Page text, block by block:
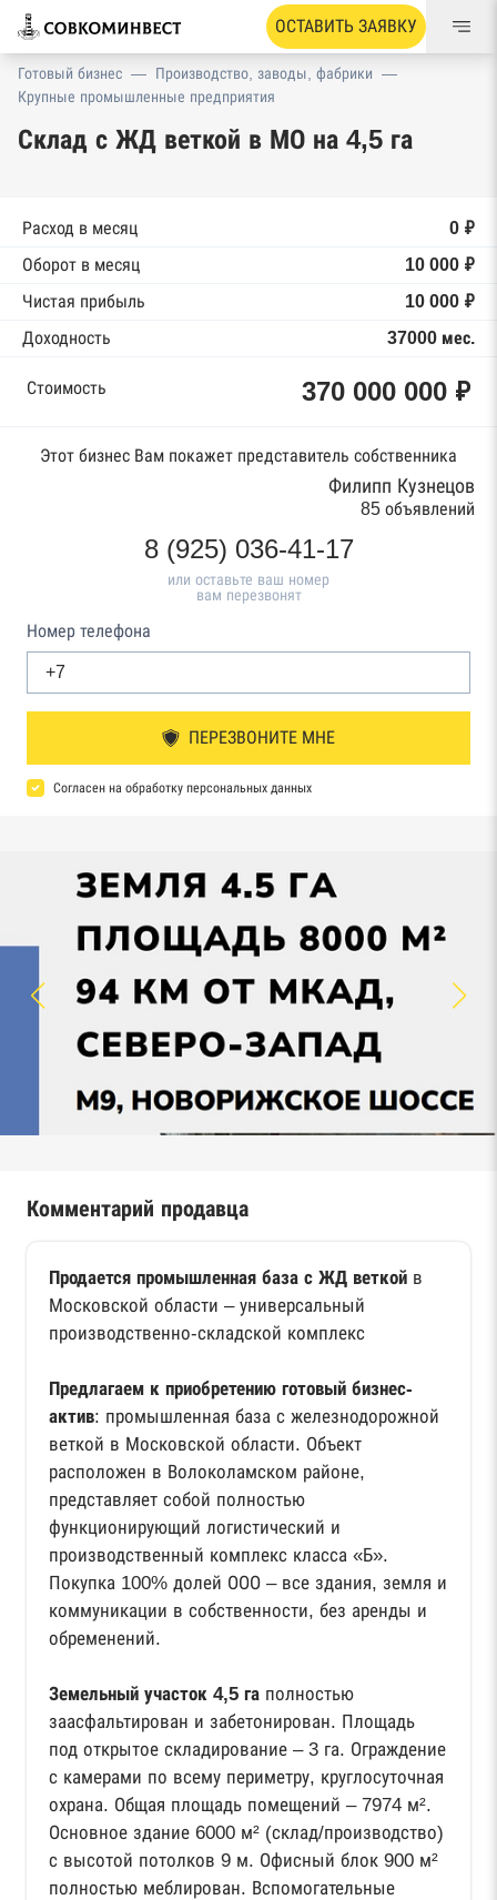
ОСТАВИТЬ ЗАЯВКУ
Готовый бизнес — Производство, заводы, фабрики —
Крупные промышленные предприятия
Склад с ЖД веткой в МО на 4,5 га
Расход в месяц
0 ₽
Оборот в месяц
10 000 ₽
Чистая прибыль
10 000 ₽
Доходность
37000 мес.
Стоимость 370 000 000 ₽
Этот бизнес Вам покажет представитель собственника
Филипп Кузнецов
85 объявлений
8 (925) 036-41-17
или оставьте ваш номер
вам перезвонят
Номер телефона
ПЕРЕЗВОНИТЕ МНЕ
Согласен на обработку персональных данных
Комментарий продавца
Продается промышленная база с ЖД веткой в
Московской области – универсальный
производственно-складской комплекс
Предлагаем к приобретению готовый бизнес-
актив: промышленная база с железнодорожной
веткой в Московской области. Объект
расположен в Волоколамском районе,
представляет собой полностью
функционирующий логистический и
производственный комплекс класса «Б».
Покупка 100% долей ООО – все здания, земля и
коммуникации в собственности, без аренды и
обременений.
Земельный участок 4,5 га полностью
заасфальтирован и забетонирован. Площадь
под открытое складирование – 3 га. Ограждение
с камерами по всему периметру, круглосуточная
охрана. Общая площадь помещений – 7974 м².
Основное здание 6000 м² (склад/производство)
с высотой потолков 9 м. Офисный блок 900 м²
полностью меблирован. Вспомогательные